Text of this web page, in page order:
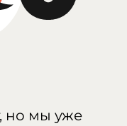
но мы уже